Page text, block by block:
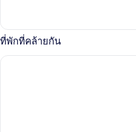
เกี่ยว
กับ
ห้อง
พี
ที่พักที่คล้ายกัน
ห้องเต็นท์ Playa de Palma